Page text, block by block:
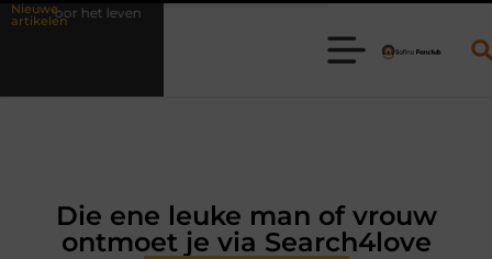
Nieuwe
artikelen
Waarom online vlees bestellen steeds gewoner wordt
Die ene leuke man of vrouw
ontmoet je via Search4love